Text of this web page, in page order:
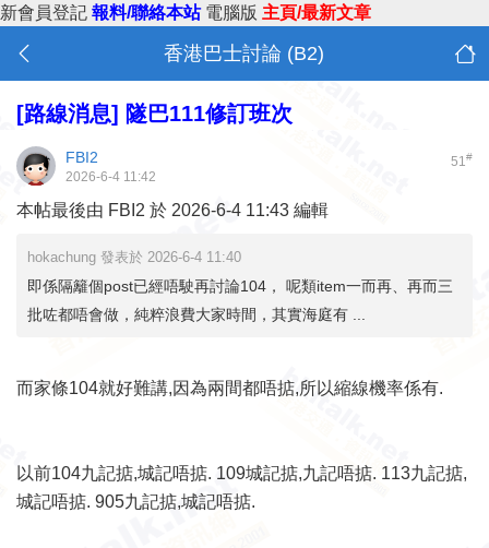
新會員登記 報料/聯絡本站 電腦版 主頁/最新文章
香港巴士討論 (B2)
[路線消息] 隧巴111修訂班次
51#
FBI2
2026-6-4 11:42
本帖最後由 FBI2 於 2026-6-4 11:43 編輯
hokachung 發表於 2026-6-4 11:40
即係隔籬個post已經唔駛再討論104， 呢類item一而再、再而三
批咗都唔會做，純粹浪費大家時間，其實海庭有 ...
而家條104就好難講,因為兩間都唔掂,所以縮線機率係有.
以前104九記掂,城記唔掂. 109城記掂,九記唔掂. 113九記掂,
城記唔掂. 905九記掂,城記唔掂.